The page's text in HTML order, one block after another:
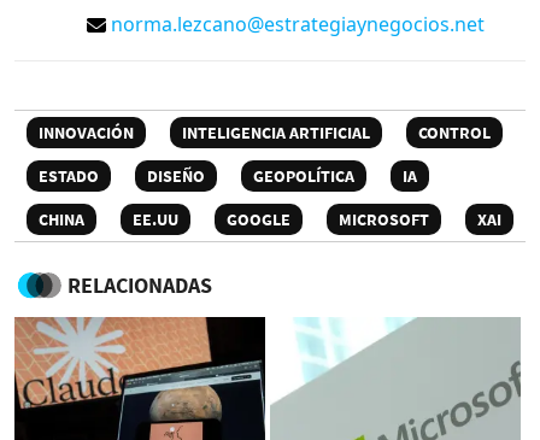
norma.lezcano@estrategiaynegocios.net
INNOVACIÓN INTELIGENCIA ARTIFICIAL
CONTROL
ESTADO
DISEÑO GEOPOLÍTICA
IA
CHINA
EE.UU GOOGLE MICROSOFT XAI
RELACIONADAS